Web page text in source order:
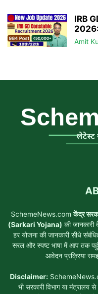
IRB
2026:
Amit
SchemeNews.comकेंद्र
(Sarkari Yojana) की जानकारी
हर योजना की जानकारी सीधे
सरल और स्पष्ट भाषा में आप तक
आवेदन प्रक्रिया
Disclaimer:
भी सरकारी विभाग या मंत्रालय